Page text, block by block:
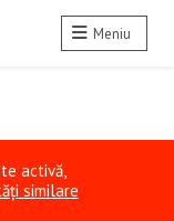
Meniu
activă,
similare